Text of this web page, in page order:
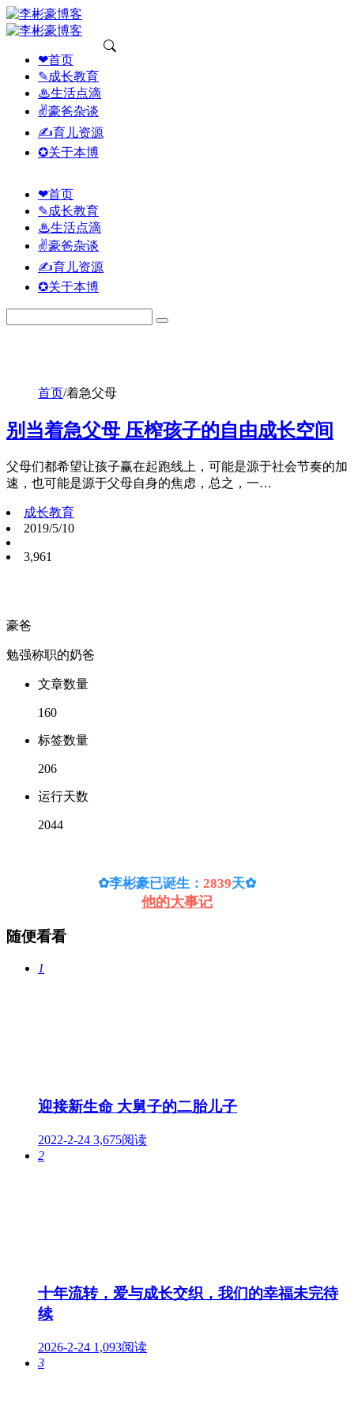
❤首页
✎成长教育
♨生活点滴
✌豪爸杂谈
✍育儿资源
✪关于本博
❤首页
✎成长教育
♨生活点滴
✌豪爸杂谈
✍育儿资源
✪关于本博
首页/着急父母
别当着急父母 压榨孩子的自由成长空间
父母们都希望让孩子赢在起跑线上，可能是源于社会节奏的加
速，也可能是源于父母自身的焦虑，总之，一…
成长教育
2019/5/10
3,961
豪爸
勉强称职的奶爸
文章数量
160
标签数量
206
运行天数
2044
✿李彬豪已诞生： 2839天✿
他的大事记
随便看看
1
迎接新生命 大舅子的二胎儿子
2022-2-24 3,675阅读
2
十年流转，爱与成长交织，我们的幸福未完待
续
2026-2-24 1,093阅读
3